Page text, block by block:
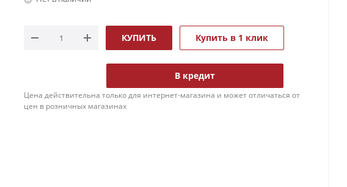
КУПИТЬ Купить в 1 клик
В кредит
Цена действительна только для интернет-магазина и может отличаться от
цен в розничных магазинах